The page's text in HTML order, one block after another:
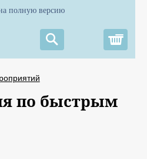
полную версию
по быстрым